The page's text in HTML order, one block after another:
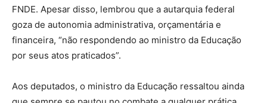
FNDE. Apesar disso, lembrou que a autarquia federal
goza de autonomia administrativa, orçamentária e
financeira, “não respondendo ao ministro da Educação
por seus atos praticados”.
Aos deputados, o ministro da Educação ressaltou ainda